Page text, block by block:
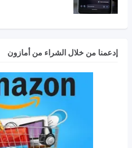
إدعمنا من خلال الشراء من أمازون